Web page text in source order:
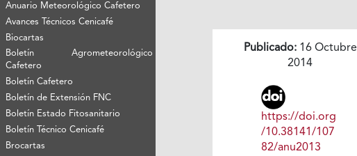
Anuario Meteorológico Cafetero
Avances Técnicos Cenicafé
Biocartas
Boletín Agrometeorológico
Cafetero
Boletín Cafetero
Boletín de Extensión FNC
Boletín Estado Fitosanitario
Boletín Técnico Cenicafé
Brocartas
Publicado:16 Octubre
2014
https://doi.org
/10.38141/107
82/anu2013